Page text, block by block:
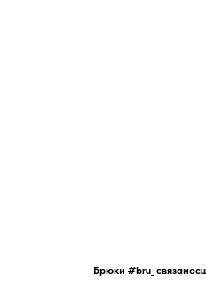
Брюки #bru_